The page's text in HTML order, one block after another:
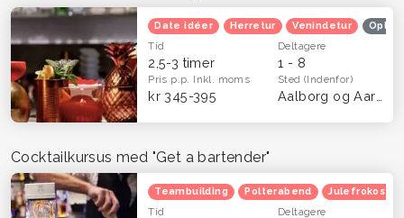
Date idéer Herretur Venindetur
Tid
2,5-3 timer
Deltagere
1 - 8
Pris p.p. Inkl. moms
kr 345-395
Sted(Indenfor)
Cocktailkursus med "Get a bartender"
Teambuilding Polterabend Julefrokost
Tid Deltagere